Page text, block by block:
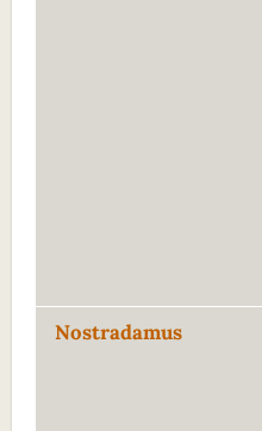
Nostradamus